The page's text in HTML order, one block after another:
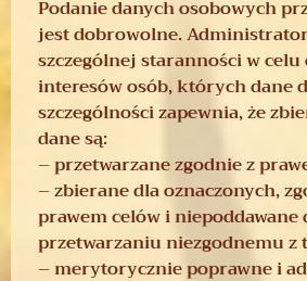
Podanie danych osobowych
jest dobrowolne.
szczególnej staranności w
interesów osób, których dane
szczególności zapewnia, że
dane są:
– przetwarzane zgodnie z
– zbierane dla oznaczonych,
prawem celów i niepoddawane
przetwarzaniu niezgodnemu z
– merytorycznie poprawne i